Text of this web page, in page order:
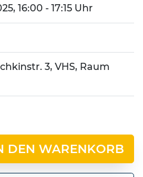
16:00 - 17:15 Uhr
3, VHS, Raum
DEN WARENKORB